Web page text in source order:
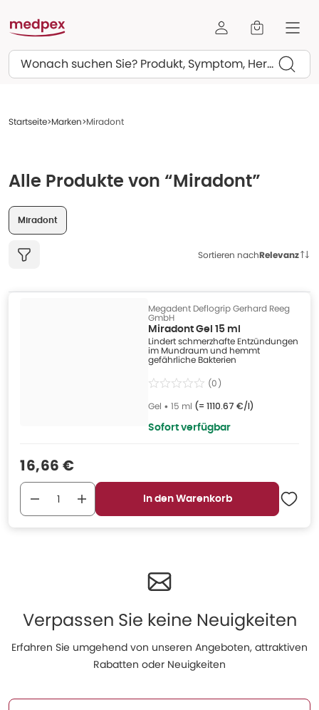
Suchen
Startseite Marken Miradont
Alle Produkte von “Miradont”
Miradont
Sortieren nachRelevanz
Megadent Deflogrip Gerhard Reeg
GmbH
Miradont Gel 15 ml
Lindert schmerzhafte Entzündungen
im Mundraum und hemmt
gefährliche Bakterien
(0)
Gel • 15 ml (= 1110.67 €/l)
Sofort verfügbar
Verkaufspreis
16,66 €
In den Warenkorb
Verpassen Sie keine Neuigkeiten
Erfahren Sie umgehend von unseren Angeboten, attraktiven
Rabatten oder Neuigkeiten